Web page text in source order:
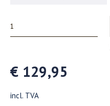
€ 129,95
incl. TVA